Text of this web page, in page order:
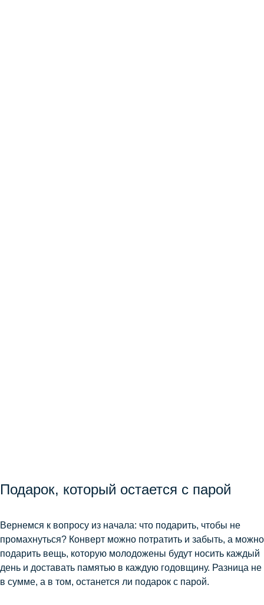
Подарок, который остается с парой
Вернемся к вопросу из начала: что подарить, чтобы не
промахнуться? Конверт можно потратить и забыть, а можно
подарить вещь, которую молодожены будут носить каждый
день и доставать памятью в каждую годовщину. Разница не
в сумме, а в том, останется ли подарок с парой.